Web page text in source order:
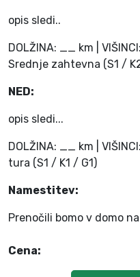
opis sledi..
DOLŽINA: __ km |
Srednje zahtevna (S1 /
NED:
opis sledi...
DOLŽINA: __ km |
tura (S1 / K1 / G1)
Namestitev:
Prenočili bomo v domo
Cena: